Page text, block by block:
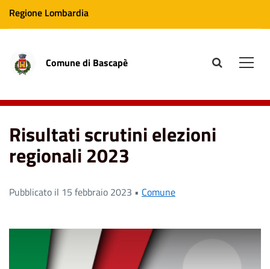
Regione Lombardia
Comune di Bascapè site.searc
Risultati scrutini elezioni
regionali 2023
Pubblicato il 15 febbraio 2023 • Comune